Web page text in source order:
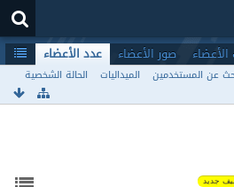
صور الأعضاء عدد الأعضاء
عن المستخدمين الميداليات الحالة الشخصية
جديد